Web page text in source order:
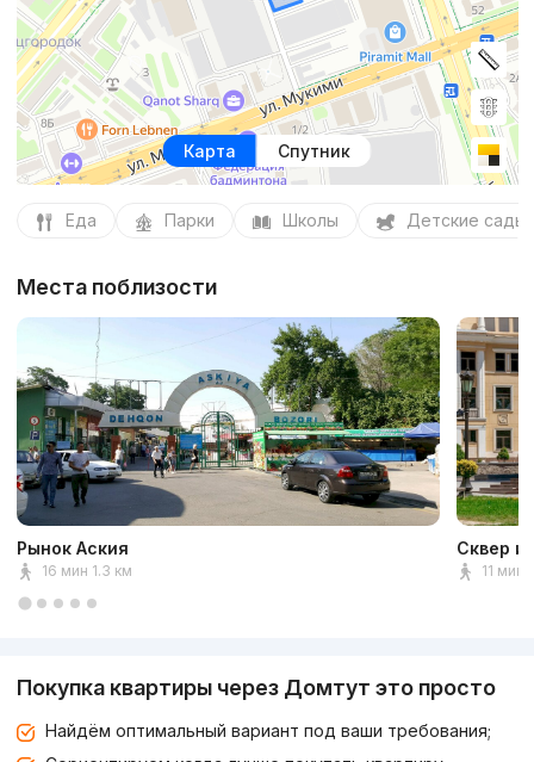
Карта Спутник
Еда Парки Школы Детские сады
Места поблизости
Рынок Аския
16 мин 1.3 км
Сквер
11 мин
Покупка квартиры через Домтут это просто
Найдём оптимальный вариант под ваши требования;